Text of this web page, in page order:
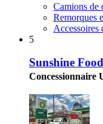
Camions de
Remorques
Accessoires
5
Sunshine
Concessionnaire